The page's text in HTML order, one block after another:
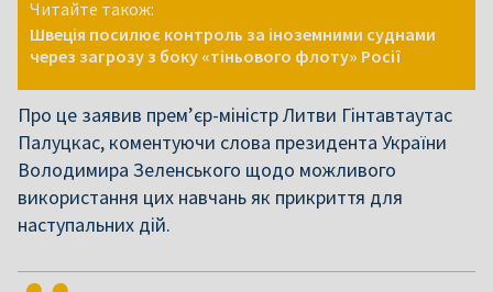
Читайте також:
Швеція посилює контроль за іноземними суднами
через загрозу з боку «тіньового флоту» Росії
Про це заявив прем’єр-міністр Литви Гінтавтаутас
Палуцкас, коментуючи слова президента України
Володимира Зеленського щодо можливого
використання цих навчань як прикриття для
наступальних дій.